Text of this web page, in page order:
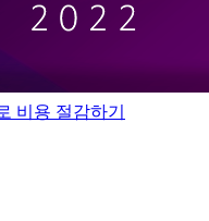
비용 절감하기